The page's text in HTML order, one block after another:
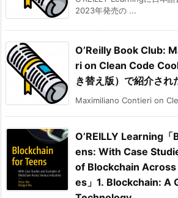
2023年発売の ...
O’Reilly Book Club:
ri on Clean Code
き替え版）で紹介され
Maximiliano Contieri on
O’REILLY Learning
ens: With Case
of Blockchain
es」1. Blockchain: A